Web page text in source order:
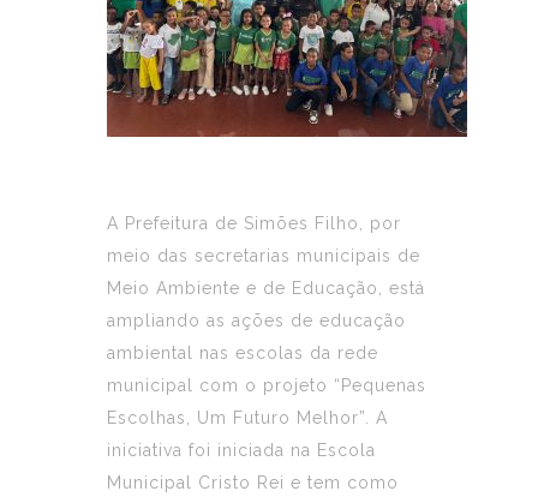
A Prefeitura de Simões Filho, por
meio das secretarias municipais de
Meio Ambiente e de Educação, está
ampliando as ações de educação
ambiental nas escolas da rede
municipal com o projeto “Pequenas
Escolhas, Um Futuro Melhor”. A
iniciativa foi iniciada na Escola
Municipal Cristo Rei e tem como